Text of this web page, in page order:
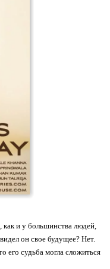
и у большинства людей,
он свое будущее? Нет.
его судьба могла сложиться